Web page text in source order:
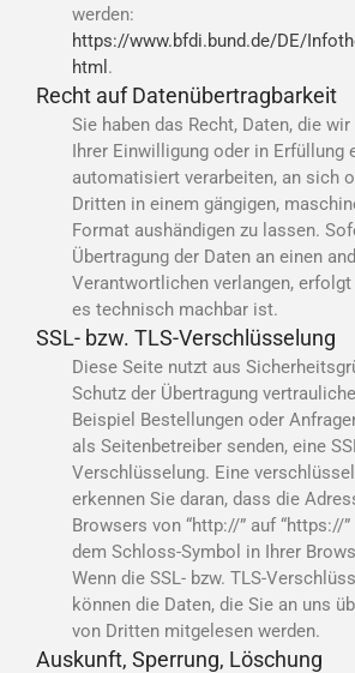
werden:
https://www.bfdi.bund.de/DE/
html .
Recht auf Datenübertragbarkeit
Sie haben das Recht, Daten, die
Ihrer Einwilligung oder in Erfüllung
automatisiert verarbeiten, an sich
Dritten in einem gängigen,
Format aushändigen zu lassen.
Übertragung der Daten an einen
Verantwortlichen verlangen,
es technisch machbar ist.
SSL- bzw. TLS-Verschlüsselung
Diese Seite nutzt aus
Schutz der Übertragung
Beispiel Bestellungen oder
als Seitenbetreiber senden, eine
Verschlüsselung. Eine
erkennen Sie daran, dass die
Browsers von “http://” auf “https://
dem Schloss-Symbol in Ihrer
Wenn die SSL- bzw. TLS-
können die Daten, die Sie an uns
von Dritten mitgelesen werden.
Auskunft, Sperrung, Löschung